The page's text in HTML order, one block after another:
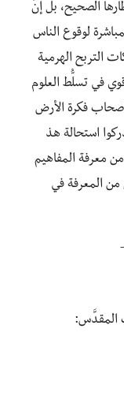
الصحيح، بل إنَّ
لوقوع الناس
التربح الهرمية
في تسلُّط العلوم
أصحاب فكرة الأرض
استحالة هذ
معرفة المفاهيم
من المعرفة في